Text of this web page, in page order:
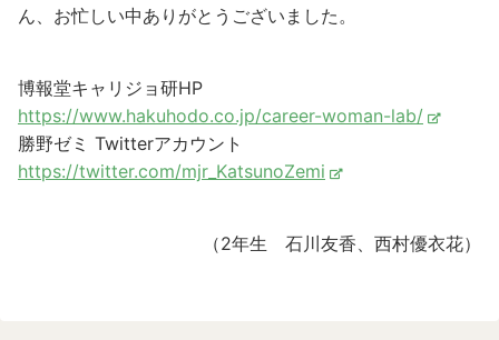
ん、お忙しい中ありがとうございました。
博報堂キャリジョ研HP
https://www.hakuhodo.co.jp/career-woman-lab/
勝野ゼミ Twitterアカウント
https://twitter.com/mjr_KatsunoZemi
（2年生 石川友香、西村優衣花）